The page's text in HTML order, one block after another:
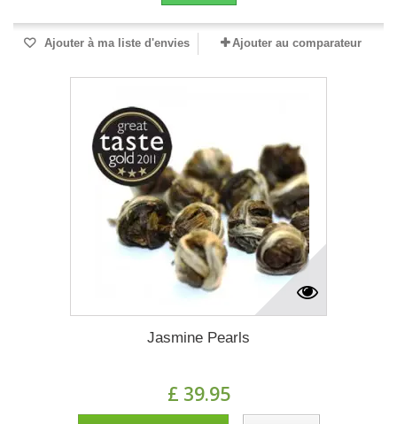
Ajouter à ma liste d'envies Ajouter au comparateur
Jasmine Pearls
£ 39.95